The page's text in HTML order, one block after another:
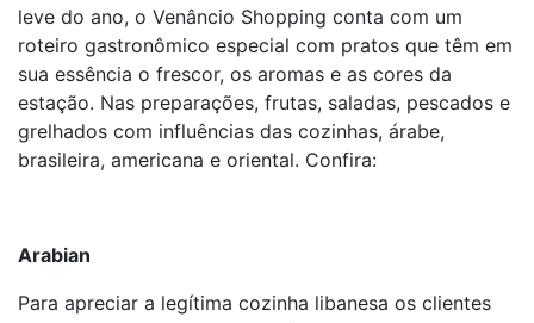
leve do ano, o Venâncio Shopping conta com um
roteiro gastronômico especial com pratos que têm em
sua essência o frescor, os aromas e as cores da
estação. Nas preparações, frutas, saladas, pescados e
grelhados com influências das cozinhas, árabe,
brasileira, americana e oriental. Confira:
Arabian
Para apreciar a legítima cozinha libanesa os clientes